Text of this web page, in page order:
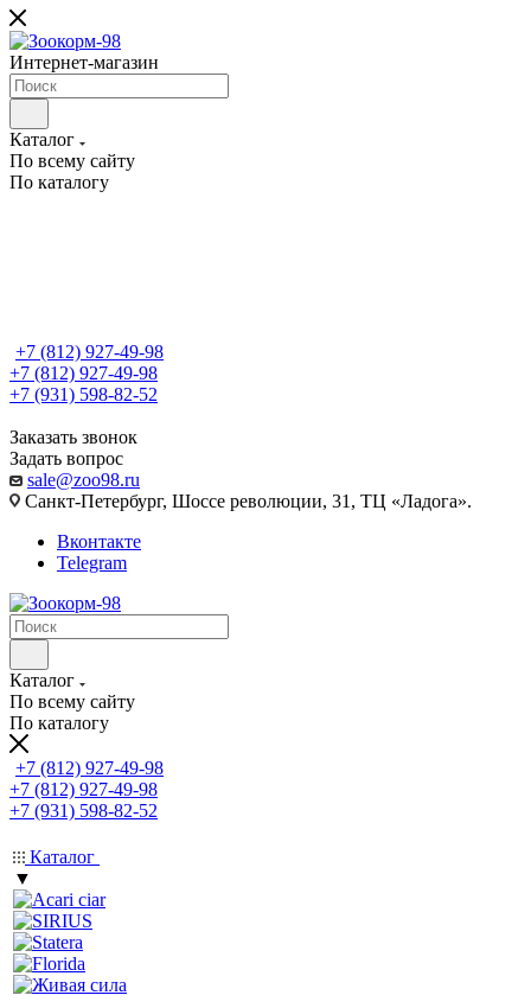
Интернет-магазин
Каталог
По всему сайту
По каталогу
+7 (812) 927-49-98
+7 (812) 927-49-98
+7 (931) 598-82-52
Заказать звонок
Задать вопрос
sale@zoo98.ru
Санкт-Петербург, Шоссе революции, 31, ТЦ «Ладога».
Вконтакте
Telegram
Каталог
По всему сайту
По каталогу
+7 (812) 927-49-98
+7 (812) 927-49-98
+7 (931) 598-82-52
Каталог
▼